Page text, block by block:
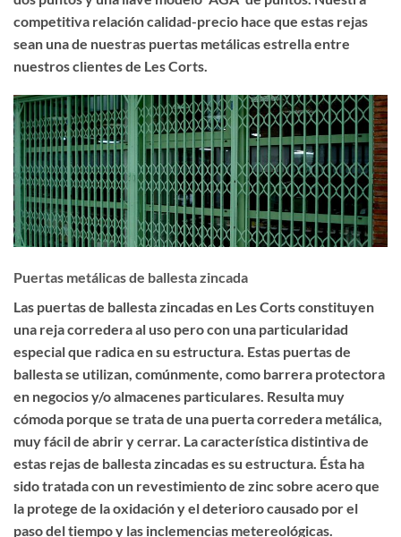
competitiva relación calidad-precio hace que estas rejas
sean una de nuestras puertas metálicas estrella entre
nuestros clientes de Les Corts.
Puertas metálicas de ballesta zincada
Las puertas de ballesta zincadas en Les Cortsconstituyen
una reja corredera al uso pero con una particularidad
especial que radica en su estructura. Estas puertas de
ballesta se utilizan, comúnmente, como barrera protectora
en negocios y/o almacenes particulares. Resulta muy
cómoda porque se trata de una puerta corredera metálica,
muy fácil de abrir y cerrar. La característica distintiva de
estas rejas de ballesta zincadas es su estructura. Ésta ha
sidotratada con un revestimiento de zinc sobre aceroque
la protege de la oxidación y el deterioro causado por el
paso del tiempo y las inclemencias metereológicas.